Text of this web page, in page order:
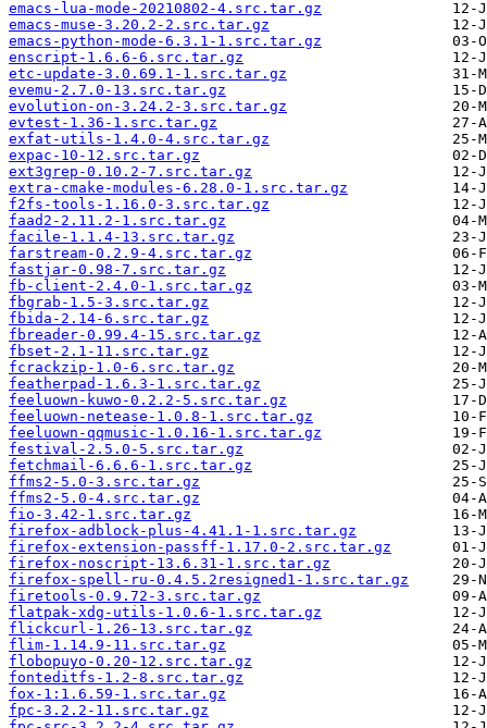
emacs-lua-mode-20210802-4.src.tar.gz
emacs-muse-3.20.2-2.src.tar.gz
emacs-python-mode-6.3.1-1.src.tar.gz
enscript-1.6.6-6.src.tar.gz
etc-update-3.0.69.1-1.src.tar.gz
evemu-2.7.0-13.src.tar.gz
evolution-on-3.24.2-3.src.tar.gz
evtest-1.36-1.src.tar.gz
exfat-utils-1.4.0-4.src.tar.gz
expac-10-12.src.tar.gz
ext3grep-0.10.2-7.src.tar.gz
extra-cmake-modules-6.28.0-1.src.tar.gz
f2fs-tools-1.16.0-3.src.tar.gz
faad2-2.11.2-1.src.tar.gz
facile-1.1.4-13.src.tar.gz
farstream-0.2.9-4.src.tar.gz
fastjar-0.98-7.src.tar.gz
fb-client-2.4.0-1.src.tar.gz
fbgrab-1.5-3.src.tar.gz
fbida-2.14-6.src.tar.gz
fbreader-0.99.4-15.src.tar.gz
fbset-2.1-11.src.tar.gz
fcrackzip-1.0-6.src.tar.gz
featherpad-1.6.3-1.src.tar.gz
feeluown-kuwo-0.2.2-5.src.tar.gz
feeluown-netease-1.0.8-1.src.tar.gz
feeluown-qqmusic-1.0.16-1.src.tar.gz
festival-2.5.0-5.src.tar.gz
fetchmail-6.6.6-1.src.tar.gz
ffms2-5.0-3.src.tar.gz
ffms2-5.0-4.src.tar.gz
fio-3.42-1.src.tar.gz
firefox-adblock-plus-4.41.1-1.src.tar.gz
firefox-extension-passff-1.17.0-2.src.tar.gz
firefox-noscript-13.6.31-1.src.tar.gz
firefox-spell-ru-0.4.5.2resigned1-1.src.tar.gz
firetools-0.9.72-3.src.tar.gz
flatpak-xdg-utils-1.0.6-1.src.tar.gz
flickcurl-1.26-13.src.tar.gz
flim-1.14.9-11.src.tar.gz
flobopuyo-0.20-12.src.tar.gz
fonteditfs-1.2-8.src.tar.gz
fox-1:1.6.59-1.src.tar.gz
fpc-3.2.2-11.src.tar.gz